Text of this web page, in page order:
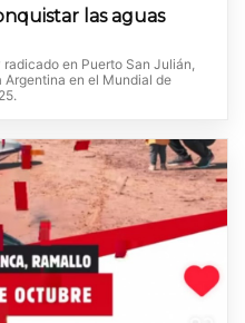
las aguas
en Puerto San Julián,
en el Mundial de